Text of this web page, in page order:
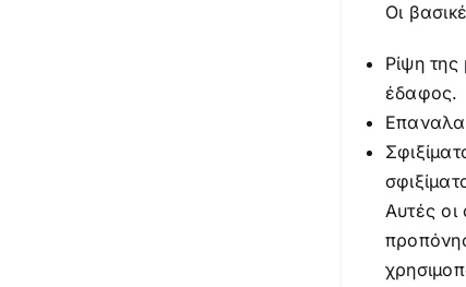
Οι
Ρίψη
έδαφος.
Αυτές οι